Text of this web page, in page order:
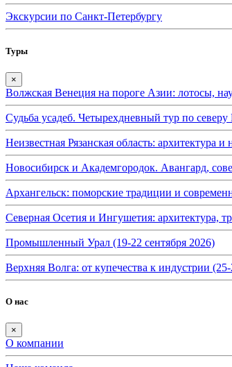
Экскурсии по Санкт-Петербургу
Туры
×
Волжская Венеция на пороге Азии: лотосы,
Судьба усадеб. Четырехдневный тур по
Неизвестная Рязанская область: архитектура
Новосибирск и Академгородок. Авангард,
Архангельск: поморские традиции и
Северная Осетия и Ингушетия: архитектура,
Промышленный Урал (19-22 сентября 2026)
Верхняя Волга: от купечества к индустрии
О нас
×
О компании